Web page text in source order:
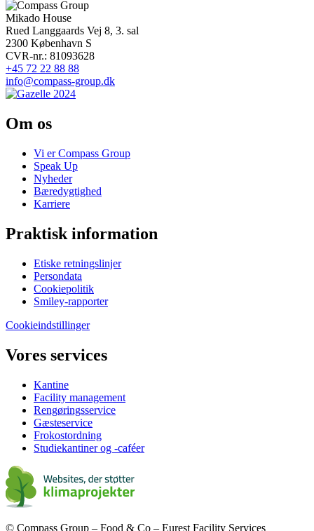
Mikado House
Rued Langgaards Vej 8, 3. sal
2300 København S
CVR-nr.: 81093628
+45 72 22 88 88
info@compass-group.dk
Om os
Vi er Compass Group
Speak Up
Nyheder
Bæredygtighed
Karriere
Praktisk information
Etiske retningslinjer
Persondata
Cookiepolitik
Smiley-rapporter
Cookieindstillinger
Vores services
Kantine
Facility management
Rengøringsservice
Gæsteservice
Frokostordning
Studiekantiner og -caféer
© Compass Group – Food & Co – Eurest Facility Services